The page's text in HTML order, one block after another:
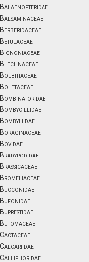
Balaenopteridae
Balsaminaceae
Berberidaceae
Betulaceae
Bignoniaceae
Blechnaceae
Bolbitiaceae
Boletaceae
Bombinatoridae
Bombycillidae
Bombyliidae
Boraginaceae
Bovidae
Bradypodidae
Brassicaceae
Bromeliaceae
Bucconidae
Bufonidae
Buprestidae
Butomaceae
Cactaceae
Calcariidae
Calliphoridae